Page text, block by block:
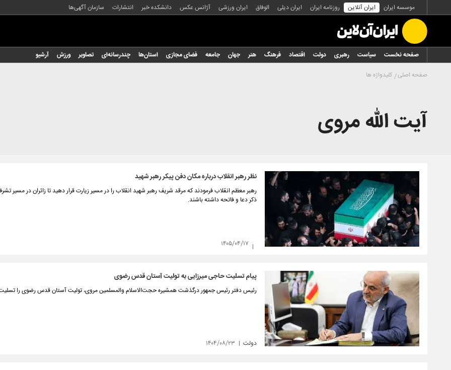
موسسه ایران ایران آنلاین روزنامه ایران ایران دیلی الوفاق ایران ورزشی آژانس عکس دانشکده خبر انتشارات سازمان آگهی‌ها
صفحه نخست سیاست رهبری دولت اقتصاد فرهنگ هنر جهان جامعه فضای مجازی استان‌ها چندرسانه‌ای تصاویر ورزش آرشیو
صفحه اصلی کلیدواژه ها
آیت الله مروی
نظر رهبر انقلاب درباره مکان دفن پیکر رهبر شهید
رهبر معظم انقلاب فرمودند که مرقد شریف رهبر شهید انقلاب را در مسیر زیارت قرار دهید تا زائران در مسیر
ذکر دعا و فاتحه داشته باشند.
۱۴۰۵/۰۴/۱۷
پیام تسلیت حاجی میرزایی به تولیت آستان قدس رضوی
رئیس دفتر رئیس جمهور درگذشت همشیره حجت‌الاسلام والمسلمین مروی، تولیت آستان قدس رضوی را
دولت ۱۴۰۴/۰۸/۲۳